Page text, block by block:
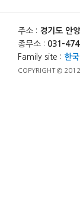
주소 : 경기도 안
종무소 : 031-
Family site : 한
COPYRIGHT © 2012